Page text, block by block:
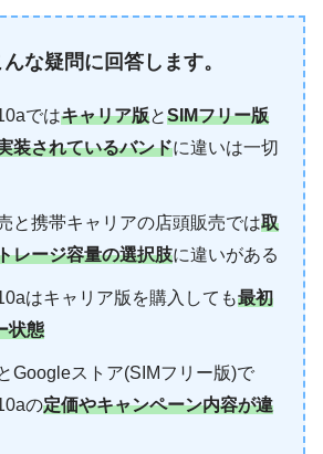
な疑問に回答します。
ではキャリア版とSIMフリー版
装されているバンドに違いは一切
と携帯キャリアの店頭販売では取
レージ容量の選択肢に違いがある
はキャリア版を購入しても最初
状態
Googleストア(SIMフリー版)で
の定価やキャンペーン内容が違